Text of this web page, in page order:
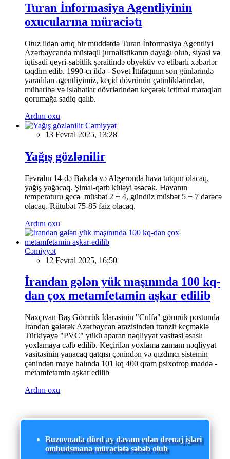
Turan İnformasiya Agentliyinin
oxucularına müraciətı
Otuz ildən artıq bir müddətdə Turan İnformasiya Agentliyi
Azərbaycanda müstəqil jurnalistikanın dayağı olub, siyasi və
iqtisadi qeyri-sabitlik şəraitində obyektiv və etibarlı xəbərlər
təqdim edib. 1990-cı ildə - Sovet İttifaqının son günlərində
yaradılan agentliyimiz, keçid dövrünün çətinliklərindən,
müharibə və islahatlar dövrlərindən keçərək ictimai maraqları
qorumağa sadiq qalıb.
Ardını oxu
Cəmiyyət
13 Fevral 2025, 13:28
Yağış gözlənilir
Fevralın 14-də Bakıda və Abşeronda hava tutqun olacaq,
yağış yağacaq. Şimal-qərb küləyi əsəcək. Havanın
temperaturu gecə müsbət 2 + 4, gündüz müsbət 5 + 7 dərəcə
olacaq. Rütubət 75-85 faiz olacaq.
Ardını oxu
Cəmiyyət
12 Fevral 2025, 16:50
İrandan gələn yük maşınında 100 kq-
dan çox metamfetamin aşkar edilib
Naxçıvan Baş Gömrük İdarəsinin "Culfa" gömrük postunda
İrandan gələrək Azərbaycan ərazisindən tranzit keçməklə
Türkiyəyə "PVC" yükü aparan nəqliyyat vasitəsi əsaslı
yoxlamaya cəlb edilib. Keçirilən yoxlama zamanı nəqliyyat
vasitəsinin yanacaq qatqısı çənindən və qızdırıcı sistemin
çənindən maye halında 101 kq 400 qram psixotrop maddə -
metamfetamin aşkar edilib
Ardını oxu
Buzovnada dörd ay davam edən drenaj işləri
ombudsmana müraciətə səbəb olub